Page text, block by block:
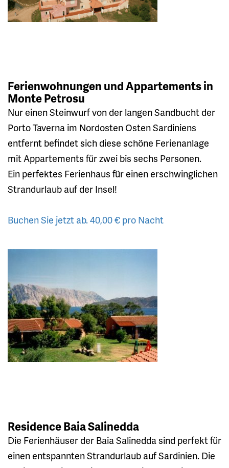
Ferienwohnungen und Appartements in
Monte Petrosu
Nur einen Steinwurf von der langen Sandbucht der
Porto Taverna im Nordosten Osten Sardiniens
entfernt befindet sich diese schöne Ferienanlage
mit Appartements für zwei bis sechs Personen.
Ein perfektes Ferienhaus für einen erschwinglichen
Strandurlaub auf der Insel!
Buchen Sie jetzt ab. 40,00 € pro Nacht
Residence Baia Salinedda
Die Ferienhäuser der Baia Salinedda sind perfekt für
einen entspannten Strandurlaub auf Sardinien. Die